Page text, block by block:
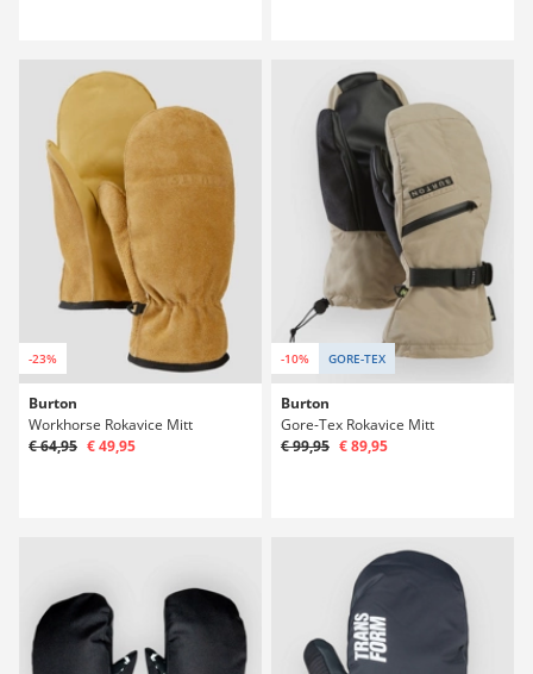
-23%
Burton
Workhorse Rokavice Mitt
€ 64,95 € 49,95
-10% GORE-TEX
Burton
Gore-Tex Rokavice Mitt
€ 99,95 € 89,95